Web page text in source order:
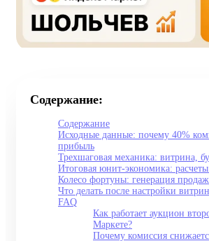
Содержание:
Содержание
Исходные данные: почему 40%
прибыль
Трехшаговая механика: витрина,
Итоговая юнит-экономика: расчеты
Колесо фортуны: генерация
Что делать после настройки
FAQ
Как работает аукцион
Маркете?
Почему комиссия